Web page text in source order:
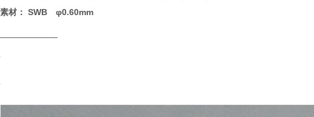
素材： SWB φ0.60mm